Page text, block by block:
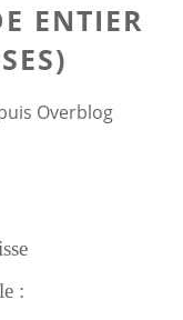
ENTIER
Overblog
: